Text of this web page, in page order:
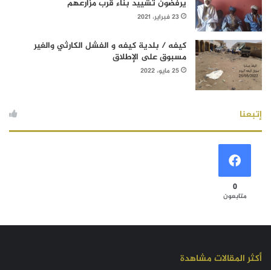
يرفضون تشييد بناء قرب مزارعهم
23 فبراير، 2021
كيفه / بلدية كيفه و الفشل الكارثي والغير
مسبوق على الإطلاق
25 مايو، 2022
إتبعنا
0
متابعون
أكثر المقالات مشاهدة